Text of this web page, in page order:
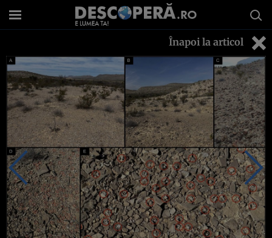
Înapoi la articol